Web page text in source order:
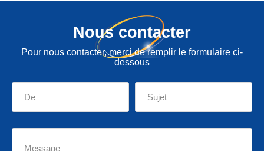
Nous contacter
Pour nous contacter, merci de remplir le formulaire ci-
dessous